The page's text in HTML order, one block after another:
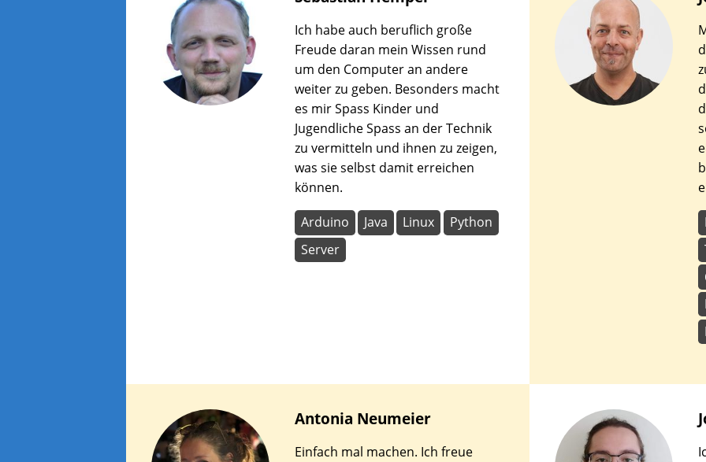
werden
zu
lassen.
Ich habe auch beruflich große
Freude daran mein Wissen rund
um den Computer an andere
weiter zu geben. Besonders macht
es mir Spass Kinder und
Jugendliche Spass an der Technik
zu vermitteln und ihnen zu zeigen,
was sie selbst damit erreichen
können.
Arduino Java Linux
Python
Server
Antonia Neumeier
Einfach mal machen. Ich freue